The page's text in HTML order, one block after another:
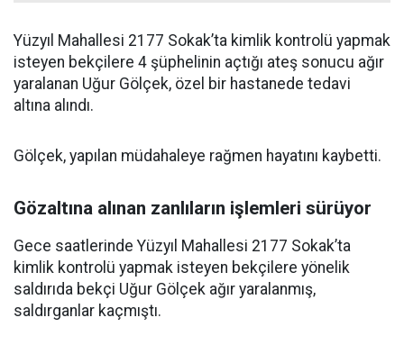
Yüzyıl Mahallesi 2177 Sokak’ta kimlik kontrolü yapmak
isteyen bekçilere 4 şüphelinin açtığı ateş sonucu ağır
yaralanan Uğur Gölçek, özel bir hastanede tedavi
altına alındı.
Gölçek, yapılan müdahaleye rağmen hayatını kaybetti.
Gözaltına alınan zanlıların işlemleri sürüyor
Gece saatlerinde Yüzyıl Mahallesi 2177 Sokak’ta
kimlik kontrolü yapmak isteyen bekçilere yönelik
saldırıda bekçi Uğur Gölçek ağır yaralanmış,
saldırganlar kaçmıştı.